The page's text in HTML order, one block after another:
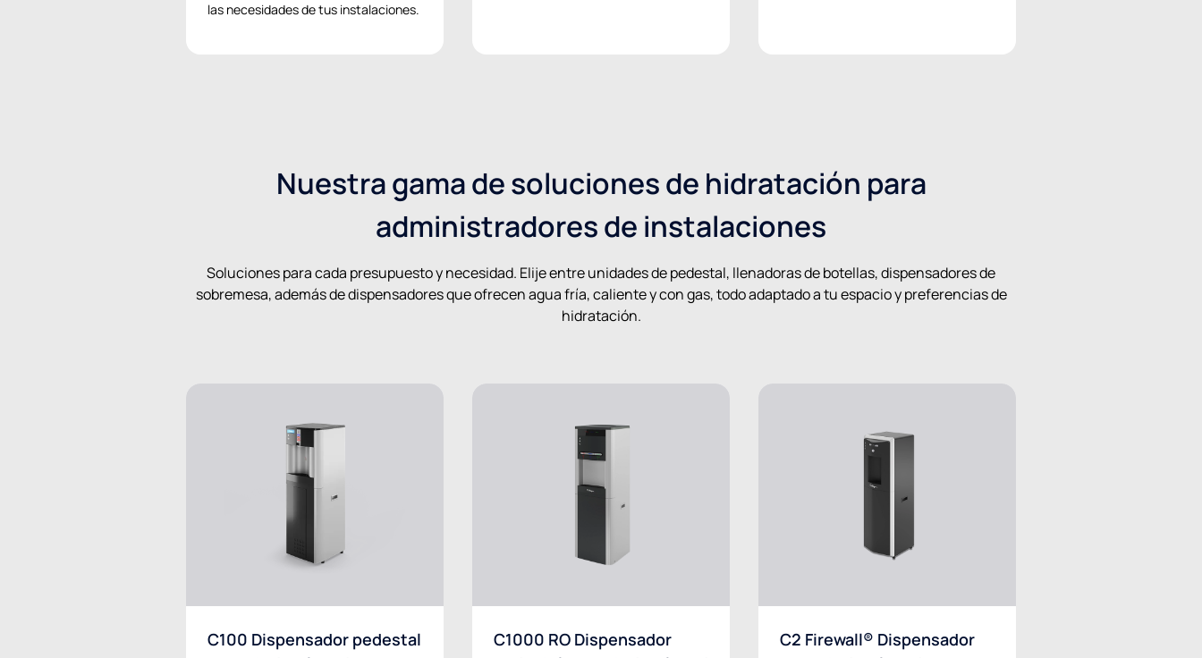
las necesidades de tus instalaciones.
Nuestra gama de soluciones de hidratación para
administradores de instalaciones
Soluciones para cada presupuesto y necesidad. Elije entre unidades de pedestal, llenadoras de botellas, dispensadores de
sobremesa, además de dispensadores que ofrecen agua fría, caliente y con gas, todo adaptado a tu espacio y preferencias de
hidratación.
C100 Dispensador pedestal
C1000 RO Dispensador
C2 Firewall® Dispensador